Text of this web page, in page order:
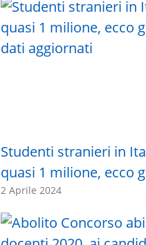
Studenti stranieri in
quasi 1 milione, ecco
2 Aprile 2024